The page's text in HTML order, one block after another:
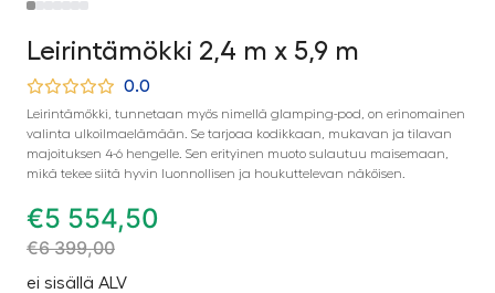
Leirintämökki 2,4 m x 5,9 m
0.0
Leirintämökki, tunnetaan myös nimellä glamping-pod, on erinomainen
valinta ulkoilmaelämään. Se tarjoaa kodikkaan, mukavan ja tilavan
majoituksen 4-6 hengelle. Sen erityinen muoto sulautuu maisemaan,
mikä tekee siitä hyvin luonnollisen ja houkuttelevan näköisen.
€5 554,50
€6 399,00
ei sisällä ALV